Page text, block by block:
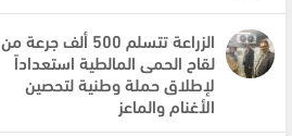
الزراعة تتسلم 500 ألف جرعة من
لقاح الحمى المالطية استعداداً
لإطلاق حملة وطنية لتحصين
الأغنام والماعز